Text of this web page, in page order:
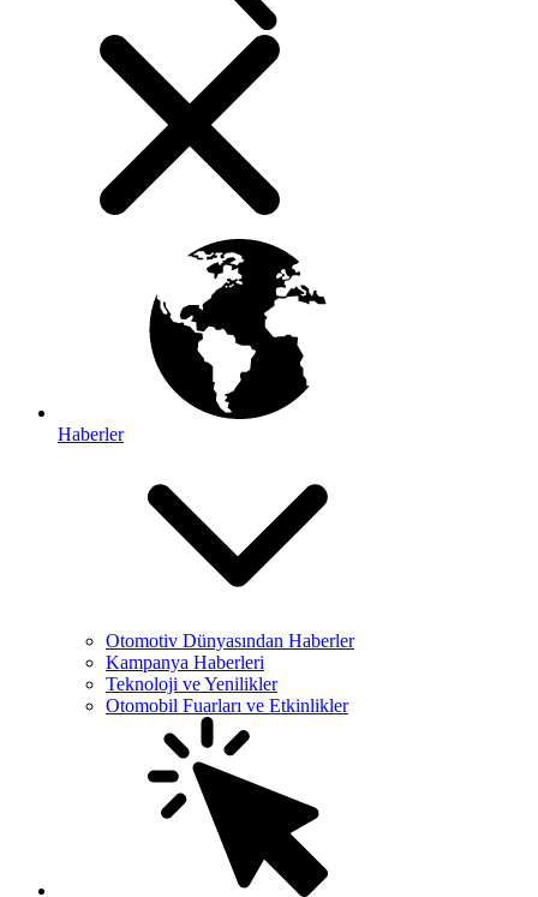
Haberler
Otomotiv Dünyasından Haberler
Kampanya Haberleri
Teknoloji ve Yenilikler
Otomobil Fuarları ve Etkinlikler